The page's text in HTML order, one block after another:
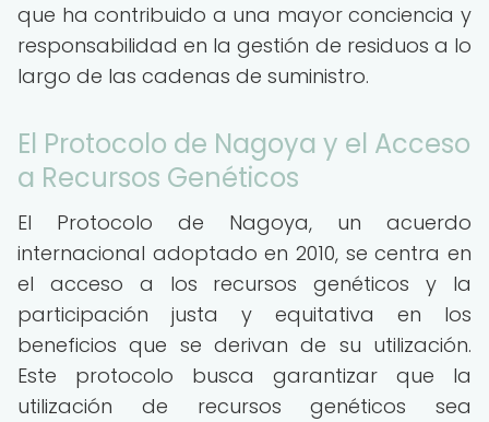
que ha contribuido a una mayor conciencia y
responsabilidad en la gestión de residuos a lo
largo de las cadenas de suministro.
El Protocolo de Nagoya y el Acceso
a Recursos Genéticos
El Protocolo de Nagoya, un acuerdo
internacional adoptado en 2010, se centra en
el acceso a los recursos genéticos y la
participación justa y equitativa en los
beneficios que se derivan de su utilización.
Este protocolo busca garantizar que la
utilización de recursos genéticos sea